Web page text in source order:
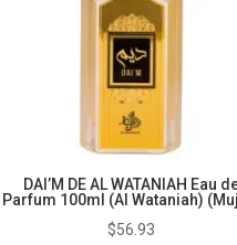
DAI’M DE AL WATANIAH Eau
Parfum 100ml (Al Wataniah)
$56.93